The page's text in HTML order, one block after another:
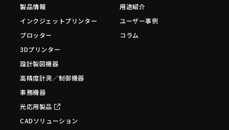
製品情報
インクジェットプリンター
プロッター
3Dプリンター
設計製図機器
高精度計測／制御機器
事務機器
光応用製品
CADソリューション
用途紹介
ユーザー事例
コラム